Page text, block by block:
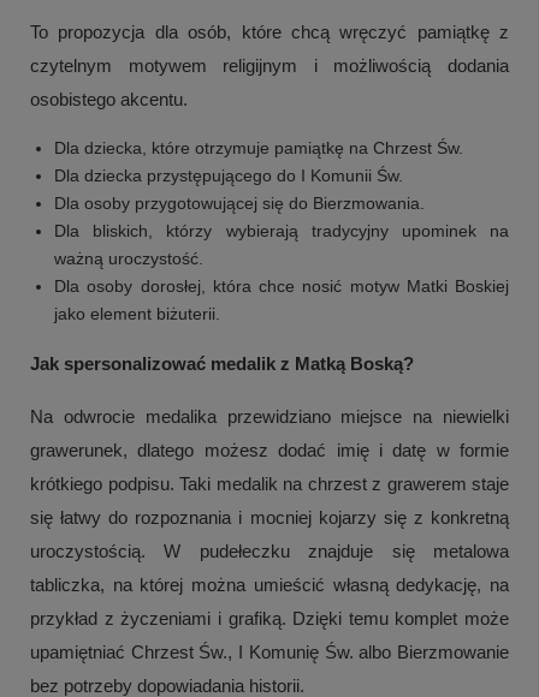
To propozycja dla osób, które chcą wręczyć pamiątkę z
czytelnym motywem religijnym i możliwością dodania
osobistego akcentu.
Dla dziecka, które otrzymuje pamiątkę na Chrzest Św.
Dla dziecka przystępującego do I Komunii Św.
Dla osoby przygotowującej się do Bierzmowania.
Dla bliskich, którzy wybierają tradycyjny upominek na
ważną uroczystość.
Dla osoby dorosłej, która chce nosić motyw Matki Boskiej
jako element biżuterii.
Jak spersonalizować medalik z Matką Boską?
Na odwrocie medalika przewidziano miejsce na niewielki
grawerunek, dlatego możesz dodać imię i datę w formie
krótkiego podpisu. Taki medalik na chrzest z grawerem staje
się łatwy do rozpoznania i mocniej kojarzy się z konkretną
uroczystością. W pudełeczku znajduje się metalowa
tabliczka, na której można umieścić własną dedykację, na
przykład z życzeniami i grafiką. Dzięki temu komplet może
upamiętniać Chrzest Św., I Komunię Św. albo Bierzmowanie
bez potrzeby dopowiadania historii.